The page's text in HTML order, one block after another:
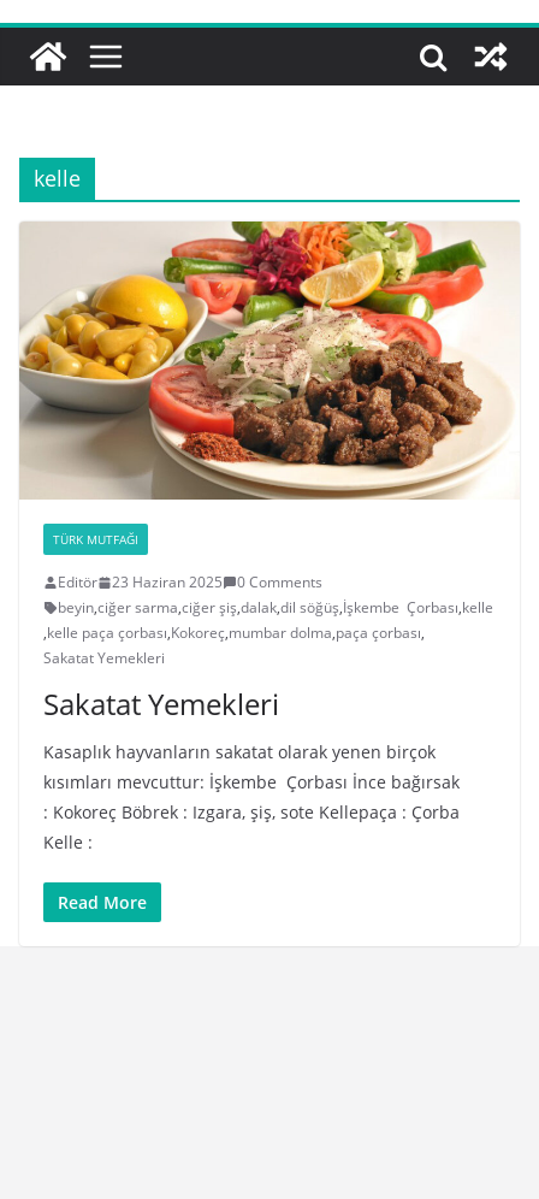
kelle
TÜRK MUTFAĞI
Editör 23 Haziran 2025
0 Comments
beyin,ciğer sarma,ciğer şiş,dalak,dil söğüş,İşkembe Çorbası,kelle
,kelle paça çorbası,Kokoreç,mumbar dolma,paça çorbası,
Sakatat Yemekleri
Sakatat Yemekleri
Kasaplık hayvanların sakatat olarak yenen birçok
kısımları mevcuttur: İşkembe Çorbası İnce bağırsak
: Kokoreç Böbrek : Izgara, şiş, sote Kellepaça : Çorba
Kelle :
Read More